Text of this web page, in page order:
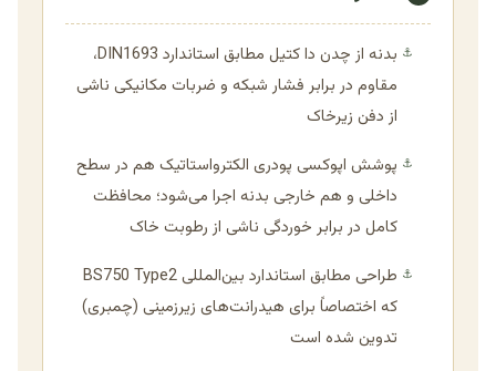
⚓
بدنه از چدن دا کتیل مطابق استاندارد DIN1693،
مقاوم در برابر فشار شبکه و ضربات مکانیکی ناشی
از دفن زیرخاک
⚓ پوشش اپوکسی پودری الکترواستاتیک هم در سطح
داخلی و هم خارجی بدنه اجرا می‌شود؛ محافظت
کامل در برابر خوردگی ناشی از رطوبت خاک
⚓
طراحی مطابق استاندارد بین‌المللی BS750 Type2
که اختصاصاً برای هیدرانت‌های زیرزمینی (چمبری)
تدوین شده است